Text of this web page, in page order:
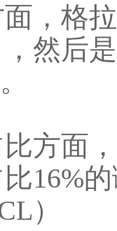
格拉
然后
面，
16%
）